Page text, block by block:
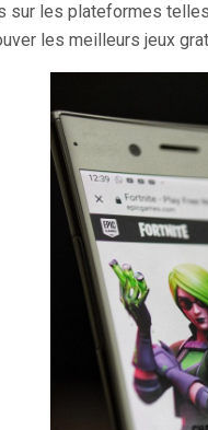
sur les plateformes
les meilleurs jeux